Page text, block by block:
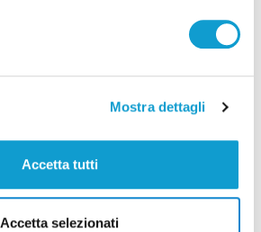
Mostra dettagli
Accetta tutti
Accetta selezionati